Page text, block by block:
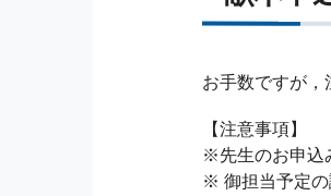
お手数ですが，
【注意事項】
※先生のお申込
※ 御担当予定の